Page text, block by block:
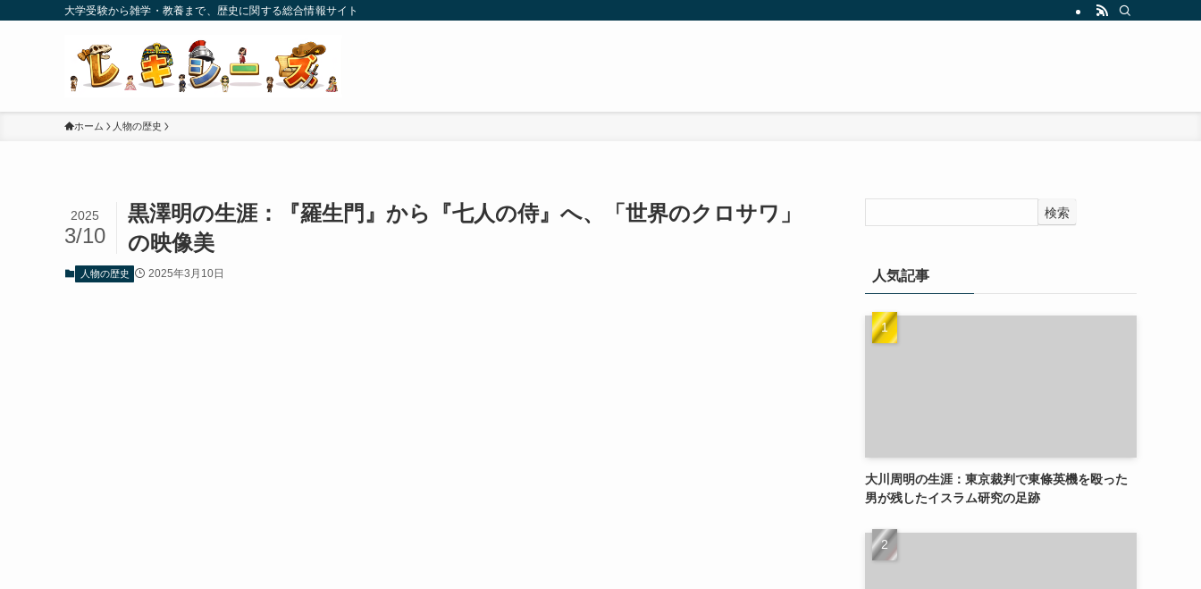
大学受験から雑学・教養まで、歴史に関する総合情報サイト
ホーム 人物の歴史
黒澤明の生涯：『羅生門』から『七人の侍』へ、「世界のクロサワ」
の映像美
2025
3/10
人物の歴史 2025年3月10日
検索
人気記事
大川周明の生涯：東京裁判で東條英機を殴った
男が残したイスラム研究の足跡